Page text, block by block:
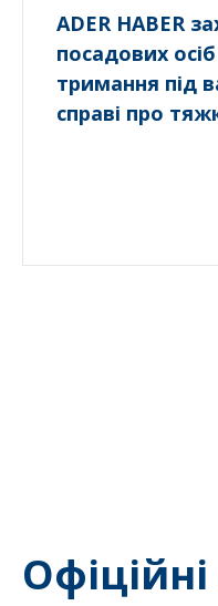
ADER HABER
посадових
тримання під
справі про